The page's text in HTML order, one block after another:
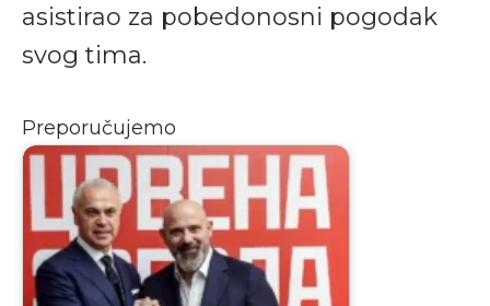
asistirao za pobedonosni pogodak
svog tima.
Preporučujemo